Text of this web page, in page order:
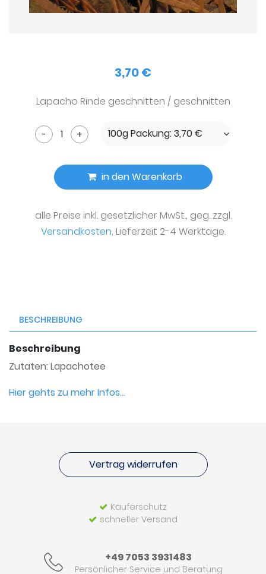
3,70 €
Lapacho Rinde geschnitten / geschnitten
- + 100g Packung: 3,70 €
in den Warenkorb
alle Preise inkl. gesetzlicher MwSt., geg. zzgl.
Versandkosten, Lieferzeit 2-4 Werktage.
BESCHREIBUNG
Beschreibung
Zutaten: Lapachotee
Hier gehts zu mehr Infos...
Vertrag widerrufen
Käuferschutz
schneller Versand
+49 7053 3931483
Persönlicher Service und Beratung